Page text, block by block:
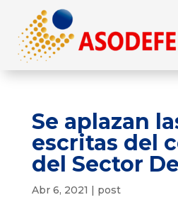
Se aplazan
escritas del
del Sector
Abr 6, 2021 | post